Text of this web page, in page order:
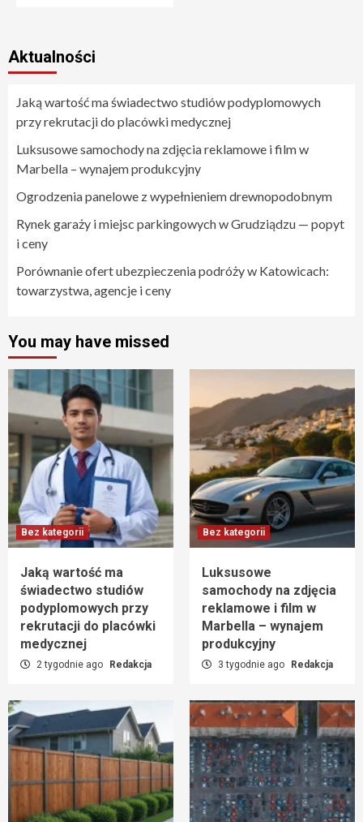
Aktualności
Jaką wartość ma świadectwo studiów podyplomowych
przy rekrutacji do placówki medycznej
Luksusowe samochody na zdjęcia reklamowe i film w
Marbella – wynajem produkcyjny
Ogrodzenia panelowe z wypełnieniem drewnopodobnym
Rynek garaży i miejsc parkingowych w Grudziądzu — popyt
i ceny
Porównanie ofert ubezpieczenia podróży w Katowicach:
towarzystwa, agencje i ceny
You may have missed
Bez kategorii
Jaką wartość ma
świadectwo studiów
podyplomowych przy
rekrutacji do placówki
medycznej
2 tygodnie ago Redakcja
Bez kategorii
Luksusowe
samochody na zdjęcia
reklamowe i film w
Marbella – wynajem
produkcyjny
3 tygodnie ago Redakcja